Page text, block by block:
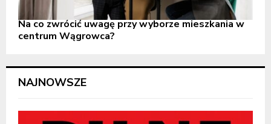
Na co zwrócić uwagę przy wyborze mieszkania w
centrum Wągrowca?
NAJNOWSZE